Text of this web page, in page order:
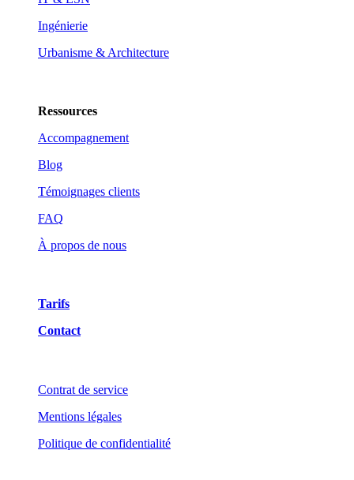
Ingénierie
Urbanisme & Architecture
Ressources
Accompagnement
Blog
Témoignages clients
FAQ
À propos de nous
Tarifs
Contact
Contrat de service
Mentions légales
Politique de confidentialité